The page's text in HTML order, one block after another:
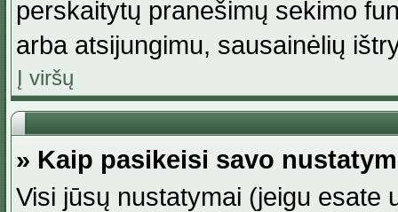
perskaitytų pranešimų sekimo
arba atsijungimu, sausainėlių
Į viršų
» Kaip pasikeisi savo
Visi jūsų nustatymai (jeigu esate